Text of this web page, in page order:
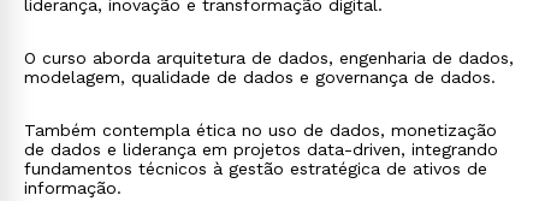
liderança, inovação e transformação digital.
O curso aborda arquitetura de dados, engenharia de dados,
modelagem, qualidade de dados e governança de dados.
Também contempla ética no uso de dados, monetização
de dados e liderança em projetos data-driven, integrando
fundamentos técnicos à gestão estratégica de ativos de
informação.